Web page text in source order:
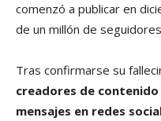
comenzó a publicar en
de un millón de
Tras confirmarse su
creadores de
mensajes en redes